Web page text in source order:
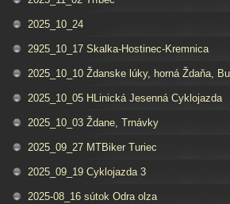
2025_10_24
2925_10_17 Skalka-Hostinec-Kremnica
2025_10_10 Ždanske lúky, horná Ždaňa,
2025_10_05 HLinická Jesenná Cyklojazda
2025_10_03 Ždane, Trnávky
2025_09_27 MTBiker Turiec
2025_09_19 Cyklojazda 3
2025-08_16 sútok Odra olza